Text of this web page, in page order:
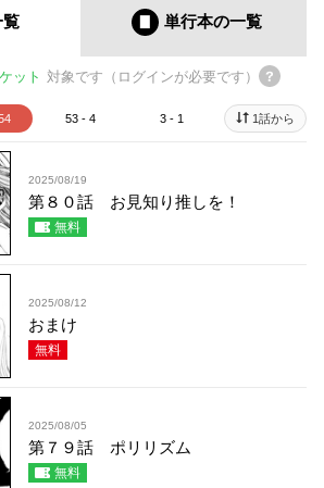
単行本の一覧
ット 対象です（ログインが必要です）
53 - 4 3 - 1 1話から
2025/08/19
第８０話 お見知り推しを！
無料
2025/08/12
おまけ
無料
2025/08/05
第７９話 ポリリズム
無料